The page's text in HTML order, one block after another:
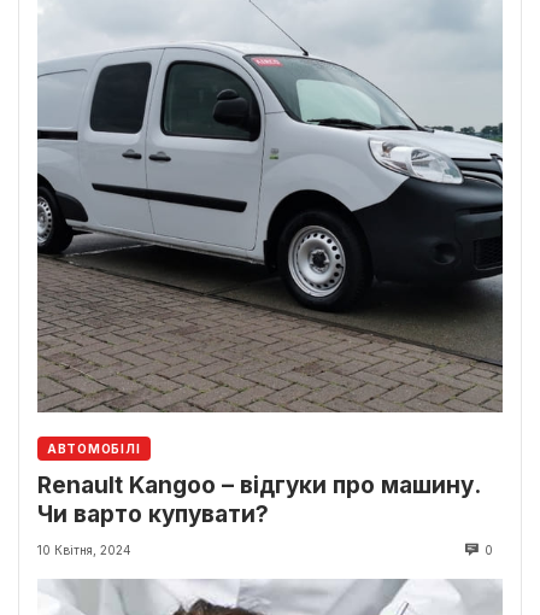
АВТОМОБІЛІ
Renault Kangoo – відгуки про машину.
Чи варто купувати?
10 Квітня, 2024 0